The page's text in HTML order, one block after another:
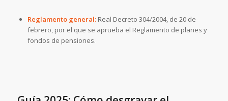
Reglamento general: Real Decreto 304/2004, de 20 de
febrero, por el que se aprueba el Reglamento de planes y
fondos de pensiones.